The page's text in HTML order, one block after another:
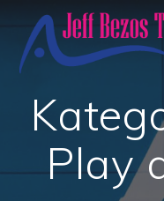
Play